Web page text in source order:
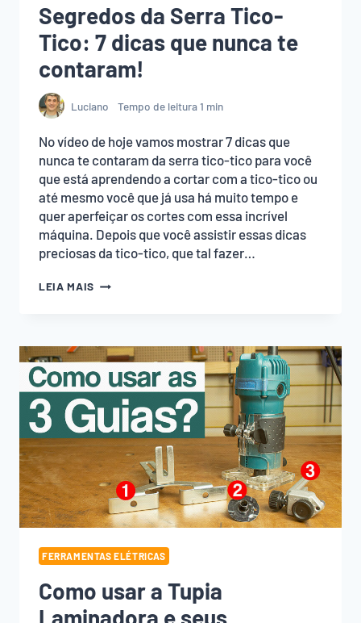
Segredos da Serra Tico-
Tico: 7 dicas que nunca te
contaram!
Luciano Tempo de leitura1 min
No vídeo de hoje vamos mostrar 7 dicas que
nunca te contaram da serra tico-tico para você
que está aprendendo a cortar com a tico-tico ou
até mesmo você que já usa há muito tempo e
quer aperfeiçar os cortes com essa incrível
máquina. Depois que você assistir essas dicas
preciosas da tico-tico, que tal fazer…
LEIA MAIS SEGREDOS
TICO:
7
DICAS
QUE
NUNCA
TE
CONTARAM!
FERRAMENTAS ELÉTRICAS
Como usar a Tupia